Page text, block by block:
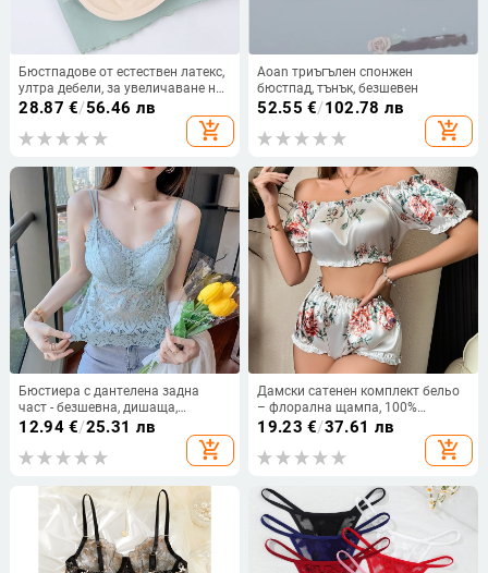
Бюстпадове от естествен латекс,
ултра дебели, за увеличаване на
малък бюст, подпиращи вставки
за сутиен и гъбени панели за
гръб
28.87 €/56.46 лв
add_shopping_cart
Aoan триъгълен спонжен
бюстпад, тънък, безшевен
52.55 €/102.78 лв
add_shopping_cart
Бюстиера с дантелена задна
част - безшевна, дишаща,
найлонова материя, дължина до
талията, съдържание 70-80%
найлон
12.94€/25.31 лв
add_shopping_cart
Дамски сатенен комплект бельо
– флорална щампа, 100%
полиестер, пижамни панталони,
опции за ролеви игри: моряк,
сервитьор, мотоциклист
19.23 €/37.61 лв
add_shopping_cart